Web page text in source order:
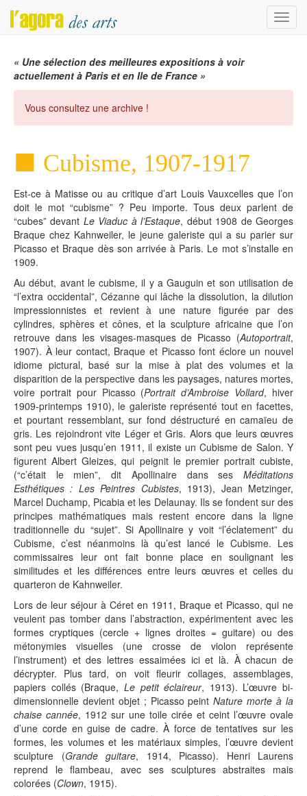
Menu
« Une sélection des meilleures expositions à voir
actuellement à Paris et en Ile de France »
Vous consultez une archive !
Cubisme, 1907-1917
Est-ce à Matisse ou au critique d’art Louis Vauxcelles que l’on
doit le mot “cubisme” ? Peu importe. Tous deux parlent de
“cubes” devant Le Viaduc à l’Estaque, début 1908 de Georges
Braque chez Kahnweiler, le jeune galeriste qui a su parier sur
Picasso et Braque dès son arrivée à Paris. Le mot s’installe en
1909.
Au début, avant le cubisme, il y a Gauguin et son utilisation de
“l’extra occidental”, Cézanne qui lâche la dissolution, la dilution
impressionnistes et revient à une nature figurée par des
cylindres, sphères et cônes, et la sculpture africaine que l’on
retrouve dans les visages-masques de Picasso (Autoportrait,
1907). À leur contact, Braque et Picasso font éclore un nouvel
idiome pictural, basé sur la mise à plat des volumes et la
disparition de la perspective dans les paysages, natures mortes,
voire portrait pour Picasso (Portrait d’Ambroise Vollard, hiver
1909-printemps 1910), le galeriste représenté tout en facettes,
et pourtant ressemblant, sur fond déstructuré en camaïeu de
gris. Les rejoindront vite Léger et Gris. Alors que leurs œuvres
sont peu vues jusqu’en 1911, il existe un Cubisme de Salon. Y
figurent Albert Gleizes, qui peignit le premier portrait cubiste,
(“c’était le mien”, dit Apollinaire dans ses Méditations
Esthétiques : Les Peintres Cubistes, 1913), Jean Metzinger,
Marcel Duchamp, Picabia et les Delaunay. Ils se fondent sur des
principes mathématiques mais restent encore dans la ligne
traditionnelle du “sujet”. Si Apollinaire y voit “l’éclatement” du
Cubisme, c’est néanmoins là qu’est lancé le Cubisme. Les
commissaires leur ont fait bonne place en soulignant les
similitudes et les différences entre leurs œuvres et celles du
quarteron de Kahnweiler.
Lors de leur séjour à Céret en 1911, Braque et Picasso, qui ne
veulent pas tomber dans l’abstraction, expérimentent avec les
formes cryptiques (cercle + lignes droites = guitare) ou des
métonymies visuelles (une crosse de violon représente
l’instrument) et des lettres essaimées ici et là. À chacun de
décrypter. Plus tard, on voit fleurir collages, assemblages,
papiers collés (Braque, Le petit éclaireur, 1913). L’œuvre bi-
dimensionnelle devient objet ; Picasso peintNature morte à la
chaise cannée, 1912 sur une toile cirée et ceint l’œuvre ovale
d’une corde en guise de cadre. À force de tentatives sur les
formes, les volumes et les matériaux simples, l’œuvre devient
sculpture (Grande guitare, 1914, Picasso). Henri Laurens
reprend le flambeau, avec ses sculptures abstraites mais
colorées (Clown, 1915).